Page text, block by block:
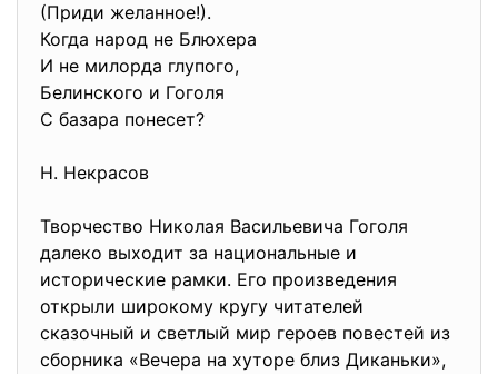
(Приди желанное!).
Когда народ не Блюхера
И не милорда глупого,
Белинского и Гоголя
С базара понесет?
Н. Некрасов
Творчество Николая Васильевича Гоголя
далеко выходит за национальные и
исторические рамки. Его произведения
открыли широкому кругу читателей
сказочный и светлый мир героев повестей из
сборника «Вечера на хуторе близ Диканьки»,